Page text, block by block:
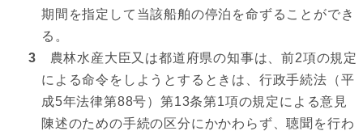
期間を指定して当該船舶の停泊を命ずることができ
る。
3 農林水産大臣又は都道府県の知事は、前2項の規定
による命令をしようとするときは、行政手続法（平
成5年法律第88号）第13条第1項の規定による意見
陳述のための手続の区分にかかわらず、聴聞を行わ